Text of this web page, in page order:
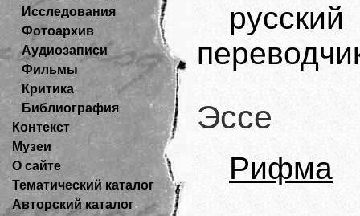
Исследования
Фотоархив
Аудиозаписи
Фильмы
Критика
Библиография
Контекст
Музеи
О сайте
Тематический каталог
Авторский каталог
Эссе
Рифма